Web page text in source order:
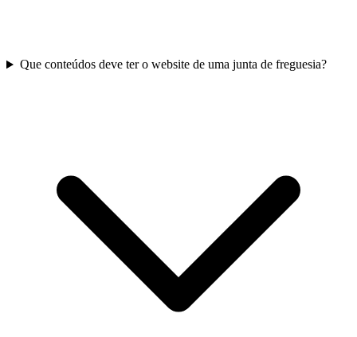
Que conteúdos deve ter o website de uma junta de freguesia?